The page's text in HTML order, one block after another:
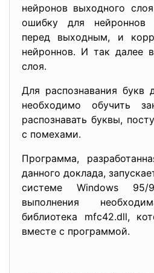
нейронов выходного
ошибку для нейроннов
перед выходным, и
нейроннов. И так далее
слоя.
Для распознавания букв
необходимо обучить
распознавать буквы,
с помехами.
Программа,
данного доклада,
системе Windows
выполнения
библиотека mfc42.dll,
вместе с программой.